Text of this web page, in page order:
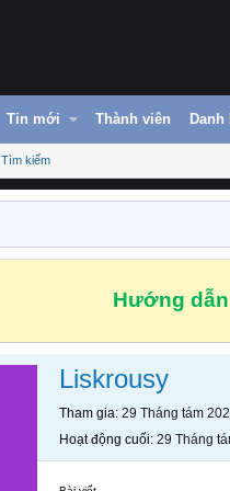
Tin mới Thành viên Danh
Tìm kiếm
Hướng
Liskrousy
Tham gia 29 Tháng tám
Hoạt động cuối 29 Tháng